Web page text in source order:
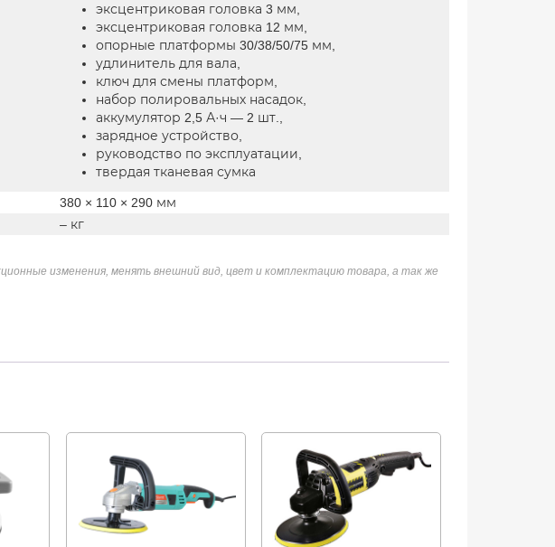
эксцентриковая головка 3 мм,
эксцентриковая головка 12 мм,
опорные платформы 30/38/50/75 мм,
удлинитель для вала,
ключ для смены платформ,
набор полировальных насадок,
аккумулятор 2,5 А·ч — 2 шт.,
зарядное устройство,
руководство по эксплуатации,
твердая тканевая сумка
380 × 110 × 290 мм
– кг
изменения, менять внешний вид, цвет и комплектацию товара, а так же